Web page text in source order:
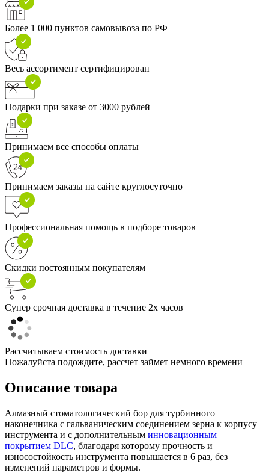
Более 1 000 пунктов самовывоза по РФ
Весь ассортимент сертифицирован
Подарки при заказе от 3000 рублей
Принимаем все способы оплаты
Принимаем заказы на сайте круглосуточно
Профессиональная помощь в подборе товаров
Скидки постоянным покупателям
Супер срочная доставка в течение 2х часов
Рассчитываем стоимость доставки
Пожалуйста подождите, рассчет займет немного времени
Описание товара
Алмазный стоматологический бор для турбинного
наконечника с гальваническим соединением зерна к корпусу
инструмента и с дополнительным инновационным
покрытием DLC, благодаря которому прочность и
износостойкость инструмента повышается в 6 раз, без
изменений параметров и формы.